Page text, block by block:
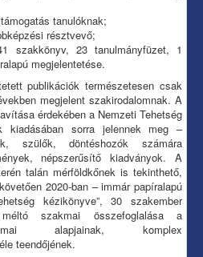
tanulóknak;
résztvevő;
szakkönyv, 23 tanulmányfüzet, 1
megjelentetése.
publikációk természetesen csak
megjelent szakirodalomnak. A
érdekében a Nemzeti Tehetség
kiadásában sorra jelennek meg –
szülők, döntéshozók számára
népszerűsítő kiadványok. A
talán mérföldkőnek is tekinthető,
2020-ban – immár papíralapú
kézikönyve”, 30 szakember
szakmai összefoglalása a
alapjainak, komplex
teendőjének.